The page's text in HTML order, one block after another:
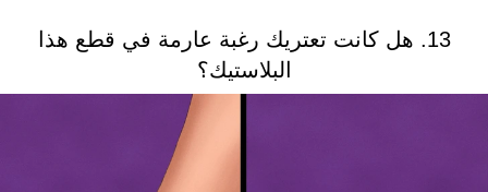
13. هل كانت تعتريك رغبة عارمة في قطع هذا
البلاستيك؟